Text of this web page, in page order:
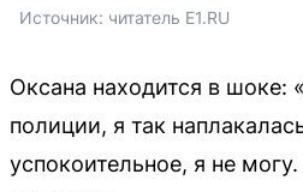
Источник: читатель E1.RU
Оксана находится в шоке:
полиции, я так
успокоительное, я не